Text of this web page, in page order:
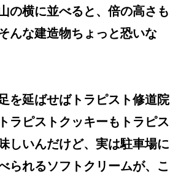
の横に並べると、倍の高さも
んな建造物ちょっと恐いな
を延ばせばトラピスト修道院
ラピストクッキーもトラピス
しいんだけど、実は駐車場に
られるソフトクリームが、こ